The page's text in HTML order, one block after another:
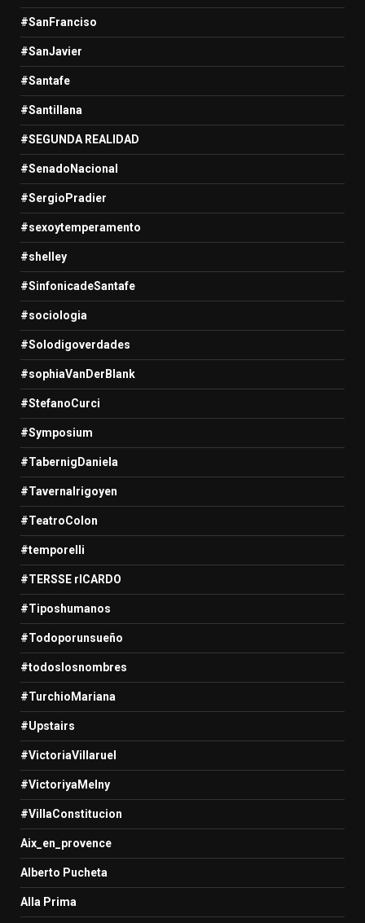
#SanFranciso
#SanJavier
#Santafe
#Santillana
#SEGUNDA REALIDAD
#SenadoNacional
#SergioPradier
#sexoytemperamento
#shelley
#SinfonicadeSantafe
#sociologia
#Solodigoverdades
#sophiaVanDerBlank
#StefanoCurci
#Symposium
#TabernigDaniela
#TavernaIrigoyen
#TeatroColon
#temporelli
#TERSSE rICARDO
#Tiposhumanos
#Todoporunsueño
#todoslosnombres
#TurchioMariana
#Upstairs
#VictoriaVillaruel
#VictoriyaMelny
#VillaConstitucion
Aix_en_provence
Alberto Pucheta
Alla Prima